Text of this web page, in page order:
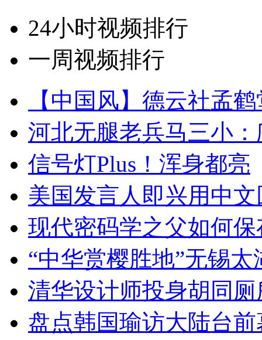
24小时视频排行
一周视频排行
【中国风】德云社孟
河北无腿老兵马三小
信号灯Plus！浑身都亮
美国发言人即兴用中
现代密码学之父如何
“中华赏樱胜地”无锡
清华设计师投身胡同
盘点韩国瑜访大陆台